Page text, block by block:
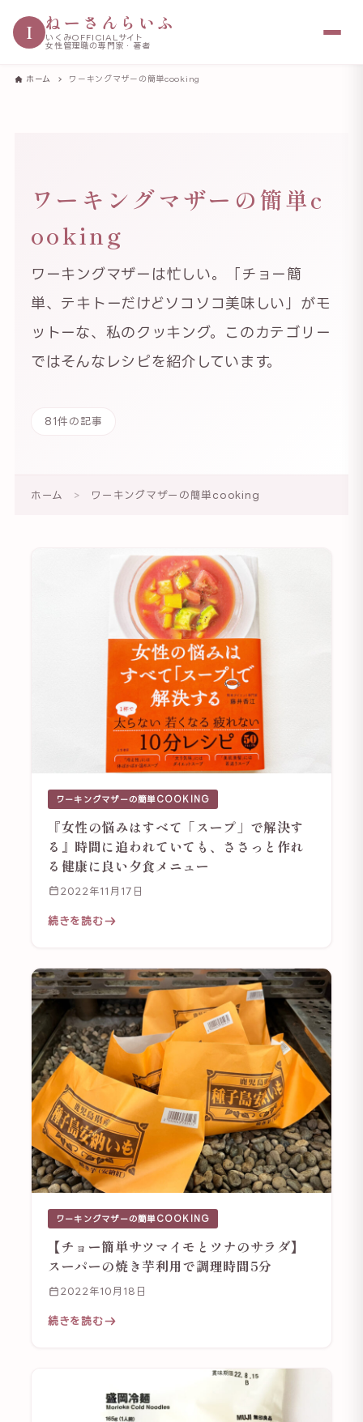
I ねーさんらいふ
いくみOFFICIALサイト
女性管理職の専門家・著者
ホーム ワーキングマザーの簡単cooking
ワーキングマザーの簡単c
ooking
ワーキングマザーは忙しい。「チョー簡
単、テキトーだけどソコソコ美味しい」がモ
ットーな、私のクッキング。このカテゴリー
ではそんなレシピを紹介しています。
81件の記事
ホーム > ワーキングマザーの簡単cooking
ワーキングマザーの簡単COOKING
『女性の悩みはすべて「スープ」で解決す
る』時間に追われていても、ささっと作れ
る健康に良い夕食メニュー
2022年11月17日
続きを読む
ワーキングマザーの簡単COOKING
【チョー簡単サツマイモとツナのサラダ】
スーパーの焼き芋利用で調理時間5分
2022年10月18日
続きを読む